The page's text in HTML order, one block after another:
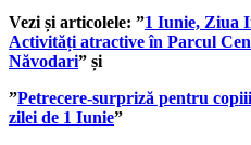
Vezi și articolele: ”1 Iunie, Ziua
Activități atractive în Parcul
Năvodari” și
”Petrecere-surpriză pentru
zilei de 1 Iunie”